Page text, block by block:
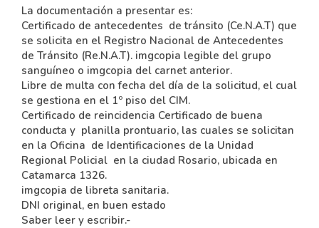
La documentación a presentar es:
Certificado de antecedentes de tránsito (Ce.N.A.T) que
se solicita en el Registro Nacional de Antecedentes
de Tránsito (Re.N.A.T). imgcopia legible del grupo
sanguíneo o imgcopia del carnet anterior.
Libre de multa con fecha del día de la solicitud, el cual
se gestiona en el 1º piso del CIM.
Certificado de reincidencia Certificado de buena
conducta y planilla prontuario, las cuales se solicitan
en la Oficina de Identificaciones de la Unidad
Regional Policial en la ciudad Rosario, ubicada en
Catamarca 1326.
imgcopia de libreta sanitaria.
DNI original, en buen estado
Saber leer y escribir.-